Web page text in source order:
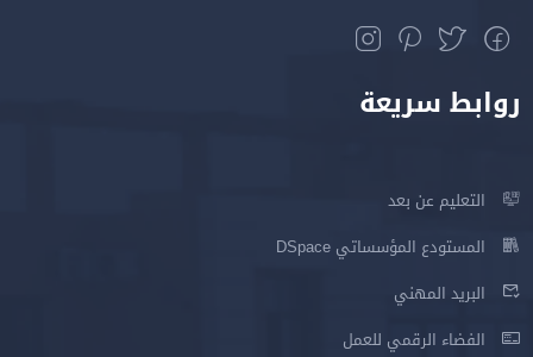
روابط سريعة
التعليم عن بعد
المستودع المؤسساتي DSpace
البريد المهني
الفضاء الرقمي للعمل